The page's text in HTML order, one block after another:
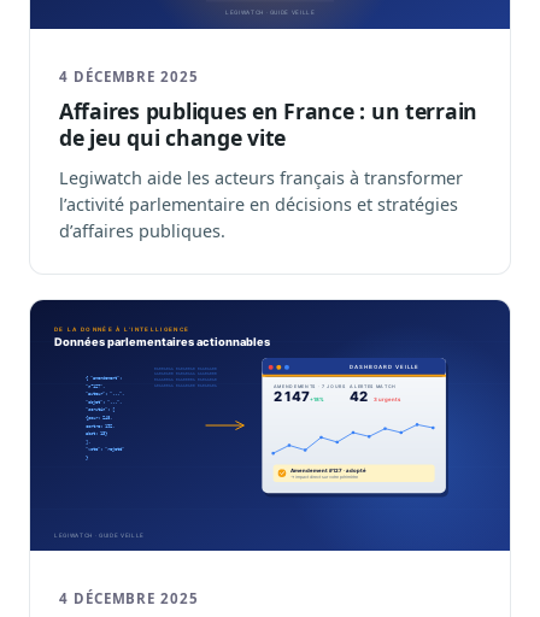
4 DÉCEMBRE 2025
Affaires publiques en France : un terrain
de jeu qui change vite
Legiwatch aide les acteurs français à transformer
l’activité parlementaire en décisions et stratégies
d’affaires publiques.
4 DÉCEMBRE 2025